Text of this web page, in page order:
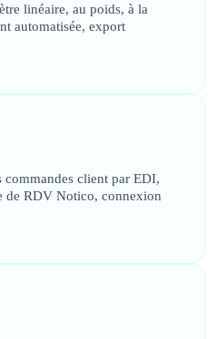
linéaire, au poids, à la
automatisée, export
client par EDI,
de RDV Notico, connexion